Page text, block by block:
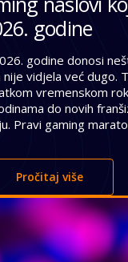
godine
godine donosi
vidjela već dugo.
vremenskom
do novih
Pravi gaming
najočekivanijih
of Dawnwalker – 03.
Rebel Wolves, studio
Witcher 3, sprema
14. vijeka.
a noću vampir,
igre. Ako ikoga
dovoljno je
Pročitaj više